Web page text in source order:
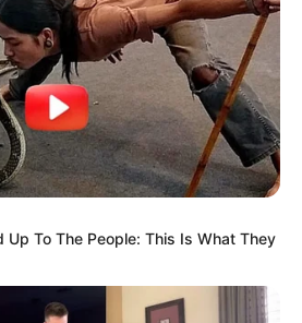
Up To The People: This Is What They